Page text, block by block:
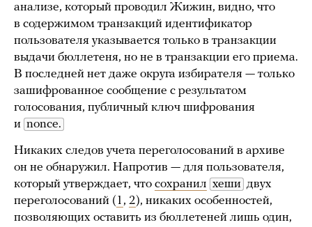
анализе, который проводил Жижин, видно, что
в содержимом транзакций идентификатор
пользователя указывается только в транзакции
выдачи бюллетеня, но не в транзакции его приема.
В последней нет даже округа избирателя — только
зашифрованное сообщение с результатом
голосования, публичный ключ шифрования
и nonce.
Никаких следов учета переголосований в архиве
он не обнаружил. Напротив — для пользователя,
который утверждает, что сохранил хеши двух
переголосований ( 1 , 2), никаких особенностей,
позволяющих оставить из бюллетеней лишь один,